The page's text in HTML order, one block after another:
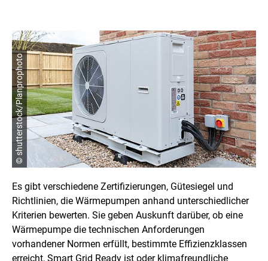
© shutterstock/Planprophoto
Es gibt verschiedene Zertifizierungen, Gütesiegel und
Richtlinien, die Wärmepumpen anhand unterschiedlicher
Kriterien bewerten. Sie geben Auskunft darüber, ob eine
Wärmepumpe die technischen Anforderungen
vorhandener Normen erfüllt, bestimmte Effizienzklassen
erreicht, Smart Grid Ready ist oder klimafreundliche